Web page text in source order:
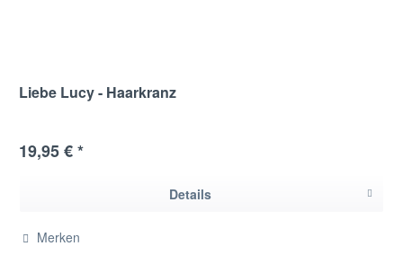
Liebe Lucy - Haarkranz
19,95 € *
Details
Merken